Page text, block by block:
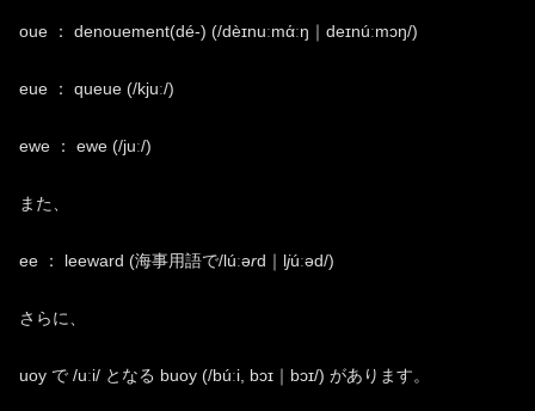
oue ： denouement(dé-) (/dèɪnuːmάːŋ｜deɪnúːmɔŋ/)
eue ： queue (/kjuː/)
ewe ： ewe (/juː/)
また、
ee ： leeward (海事用語で/lúːərd｜ljúːəd/)
さらに、
uoy で /uːi/ となる buoy (/búːi, bɔɪ｜bɔɪ/) があります。